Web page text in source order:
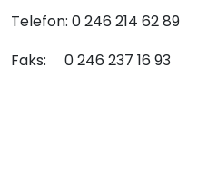
Telefon: 0 246 214 62 89
Faks: 0 246 237 16 93